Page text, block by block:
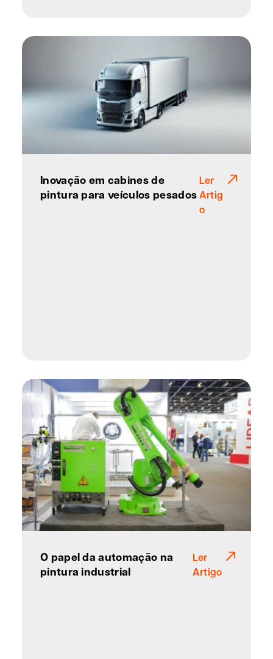
Inovação em cabines de
pintura para veículos pesados
Ler
Artig
o
O papel da automação na
pintura industrial
Ler
Artigo